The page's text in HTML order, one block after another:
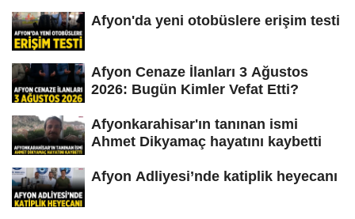
Afyon'da yeni otobüslere erişim testi
Afyon Cenaze İlanları 3 Ağustos
2026: Bugün Kimler Vefat Etti?
Afyonkarahisar'ın tanınan ismi
Ahmet Dikyamaç hayatını kaybetti
Afyon Adliyesi’nde katiplik heyecanı